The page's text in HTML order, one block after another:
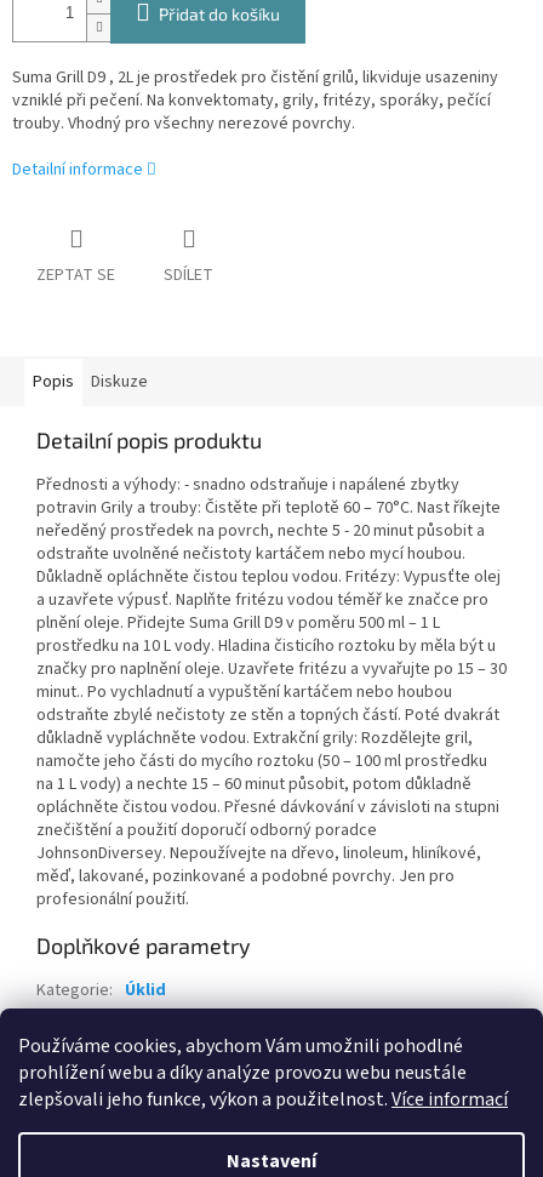
Používáme cookies, abychom Vám umožnili pohodlné
prohlížení webu a díky analýze provozu webu neustále
zlepšovali jeho funkce, výkon a použitelnost.Více informací
Nastavení
Přidat do košíku
Suma Grill D9 , 2L je prostředek pro čistění grilů, likviduje usazeniny
vzniklé při pečení. Na konvektomaty, grily, fritézy, sporáky, pečící
trouby. Vhodný pro všechny nerezové povrchy.
Detailní informace
ZEPTAT SE SDÍLET
Popis Diskuze
Detailní popis produktu
Přednosti a výhody: - snadno odstraňuje i napálené zbytky
potravin Grily a trouby: Čistěte při teplotě 60 – 70°C. Nast říkejte
neředěný prostředek na povrch, nechte 5 - 20 minut působit a
odstraňte uvolněné nečistoty kartáčem nebo mycí houbou.
Důkladně opláchněte čistou teplou vodou. Fritézy: Vypusťte olej
a uzavřete výpusť. Naplňte fritézu vodou téměř ke značce pro
plnění oleje. Přidejte Suma Grill D9 v poměru 500 ml – 1 L
prostředku na 10 L vody. Hladina čisticího roztoku by měla být u
značky pro naplnění oleje. Uzavřete fritézu a vyvařujte po 15 – 30
minut.. Po vychladnutí a vypuštění kartáčem nebo houbou
odstraňte zbylé nečistoty ze stěn a topných částí. Poté dvakrát
důkladně vypláchněte vodou. Extrakční grily: Rozdělejte gril,
namočte jeho části do mycího roztoku (50 – 100 ml prostředku
na 1 L vody) a nechte 15 – 60 minut působit, potom důkladně
opláchněte čistou vodou. Přesné dávkování v závisloti na stupni
znečištění a použití doporučí odborný poradce
JohnsonDiversey. Nepoužívejte na dřevo, linoleum, hliníkové,
měď, lakované, pozinkované a podobné povrchy. Jen pro
profesionální použití.
Doplňkové parametry
Kategorie: Úklid
EAN: 8594026928476
Vytvořil Shoptet